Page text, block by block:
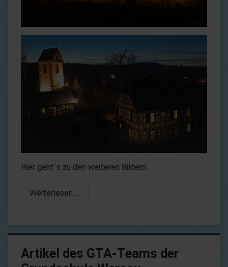
Hier geht´s zu den weiteren Bildern:
Weiterlesen …
Artikel des GTA-Teams der